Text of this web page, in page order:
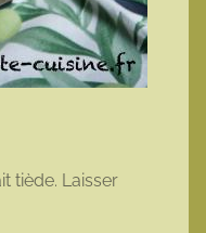
tiède. Laisser